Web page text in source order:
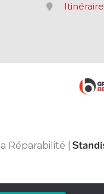
Itinéraire
Réparabilité